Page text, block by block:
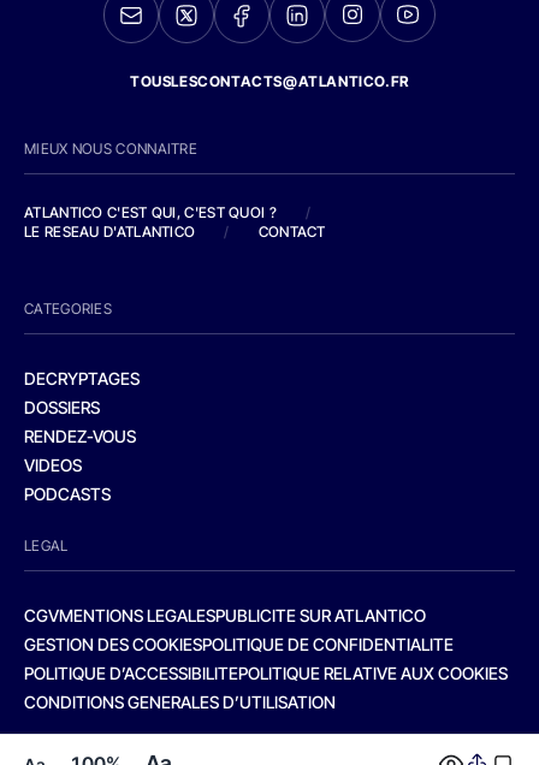
TOUSLESCONTACTS@ATLANTICO.FR
MIEUX NOUS CONNAITRE
ATLANTICO C'EST QUI, C'EST QUOI ?
/
LE RESEAU D'ATLANTICO
/ CONTACT
CATEGORIES
DECRYPTAGES
DOSSIERS
RENDEZ-VOUS
VIDEOS
PODCASTS
LEGAL
CGVMENTIONS LEGALESPUBLICITE SUR ATLANTICO
GESTION DES COOKIESPOLITIQUE DE CONFIDENTIALITE
POLITIQUE D’ACCESSIBILITEPOLITIQUE RELATIVE AUX COOKIES
CONDITIONS GENERALES D’UTILISATION